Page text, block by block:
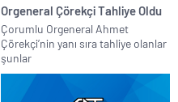
Orgeneral Çörekçi Tahliye Oldu
Çorumlu Orgeneral Ahmet
Çörekçi’nin yanı sıra tahliye olanlar
şunlar